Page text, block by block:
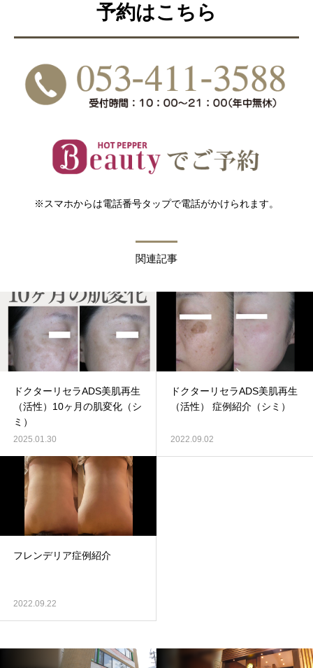
予約はこちら
※スマホからは電話番号タップで電話がかけられます。
関連記事
ドクターリセラADS美肌再生
（活性）10ヶ月の肌変化（シ
ミ）
2025.01.30
ドクターリセラADS美肌再生
（活性） 症例紹介（シミ）
2022.09.02
フレンデリア症例紹介
2022.09.22